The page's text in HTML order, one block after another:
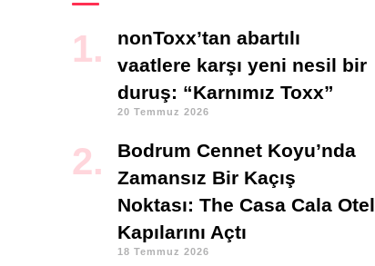
nonToxx’tan abartılı
vaatlere karşı yeni nesil bir
duruş: “Karnımız Toxx”
20 Temmuz 2026
Bodrum Cennet Koyu’nda
Zamansız Bir Kaçış
Noktası: The Casa Cala Otel
Kapılarını Açtı
18 Temmuz 2026